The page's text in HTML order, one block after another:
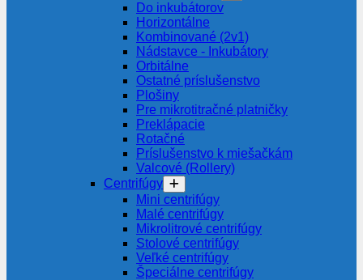
Do inkubátorov
Horizontálne
Kombinované (2v1)
Nádstavce - Inkubátory
Orbitálne
Ostatné príslušenstvo
Plošiny
Pre mikrotitračné platničky
Preklápacie
Rotačné
Príslušenstvo k miešačkám
Valcové (Rollery)
Centrifúgy
Mini centrifúgy
Malé centrifúgy
Mikrolitrové centrifúgy
Stolové centrifúgy
Veľké centrifúgy
Špeciálne centrifúgy